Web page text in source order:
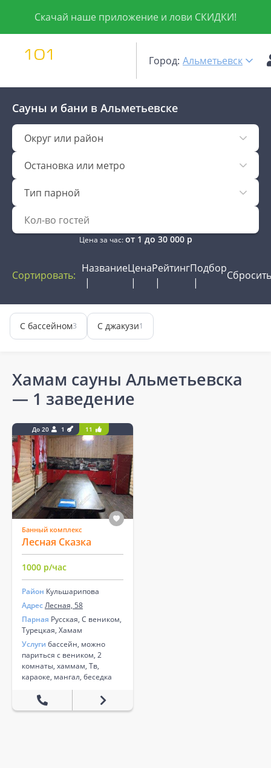
Скачай наше приложение и лови СКИДКИ!
Город: Альметьевск
Сауны и бани в Альметьевске
Округ или район
Остановка или метро
Тип парной
Цена за час:от 1 до 30 000р
Сортировать:
НазваниеЦенаРейтингПодбор
Сбросить
С бассейном3 С джакузи1
Хамам сауны Альметьевска
— 1 заведение
До 20 1 11
Банный комплекс
Лесная Сказка
1000 р/час
Район Кульшарипова
АдресЛесная, 58
Парная Русская, С веником,
Турецкая, Хамам
Услуги бассейн, можно
париться с веником, 2
комнаты, хаммам, Тв,
караоке, мангал, беседка